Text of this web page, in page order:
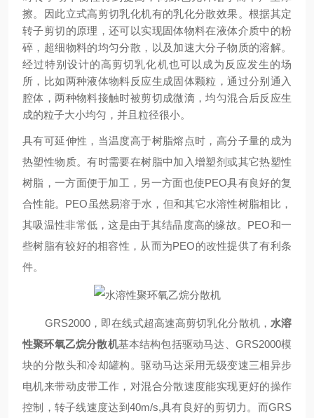
擦。因此立式高剪切乳化机有的乳化分散效果。根据其定
转子剪切的原理，还可以实现固体物料在液体介质中的粉
碎，超细物料的均匀分散，以及加速大分子物质的溶解。
经过特别设计的高剪切乳化机也可以成为反应发生的场
所，比如两种液体物料反应生成固体颗粒，通过分别通入
腔体，两种物料接触时被剪切成微滴，均匀混合后反应生
成的粒子大小均匀，并且粒径很小。
具有可延伸性，当温度高于树脂熔点时，高分子量的成为
热塑性物质。有时需要在树脂中加入增塑剂或其它热塑性
树脂，一方面便于加工，另一方面也使PEO具有良好的复
合性能。PEO虽然易溶于水，但和其它水溶性树脂相比，
其吸温性非常低，这是由于其结晶度高的缘故。PEO和一
些树脂有较好的相容性，从而为PEO的改性提供了有利条
件。
GRS2000，即在线式超高速高剪切乳化分散机， 水溶
性聚环氧乙烷分散机基本结构包括驱动马达、GRS2000模
块的分散头和冷却罐构。驱动马达采用无级变速三相异步
电机来带动皮带工作，对混合分散速度能实现更好的操作
控制，转子线速度达到40m/s,具有良好的剪切力。而GRS